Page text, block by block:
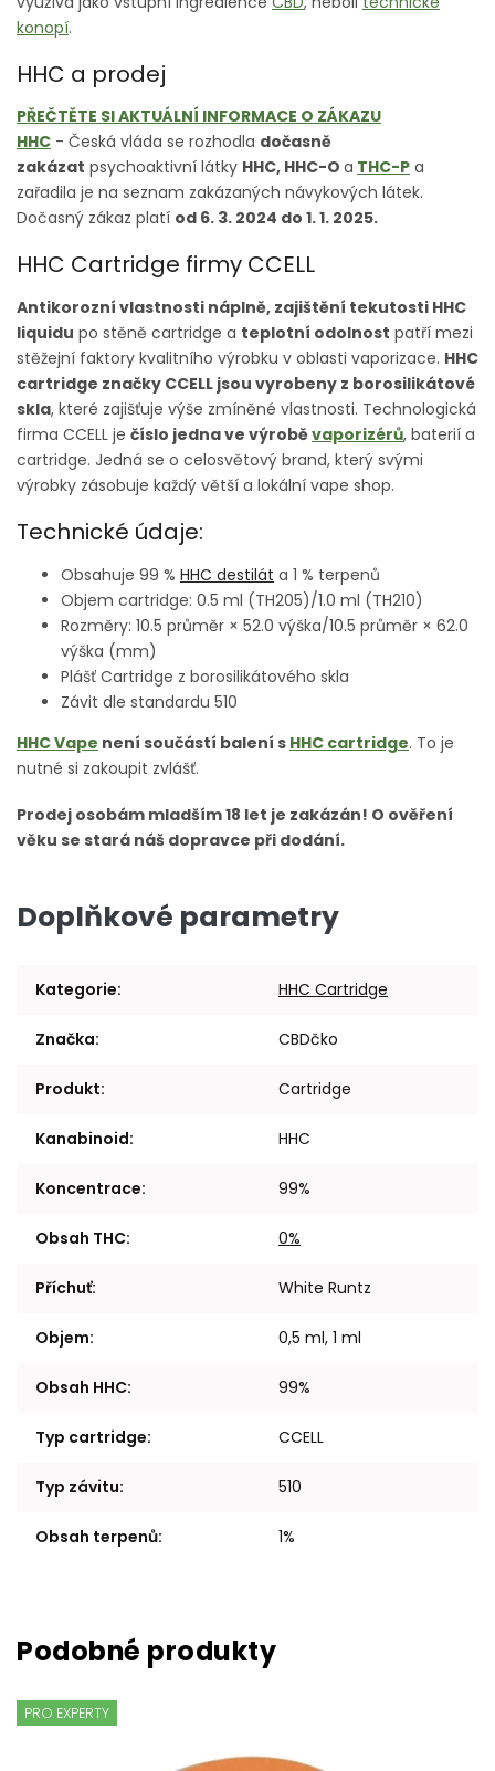
konopí.
HHC a prodej
PŘEČTĚTE SI AKTUÁLNÍ INFORMACE O ZÁKAZU
HHC - Česká vláda se rozhodla dočasně
zakázat psychoaktivní látky HHC, HHC-O a THC-P a
zařadila je na seznam zakázaných návykových látek.
Dočasný zákaz platí od 6. 3. 2024 do 1. 1. 2025.
HHC Cartridge firmy CCELL
Antikorozní vlastnosti náplně, zajištění tekutosti HHC
liquidu po stěně cartridge a teplotní odolnost patří mezi
stěžejní faktory kvalitního výrobku v oblasti vaporizace. HHC
cartridge značky CCELL jsou vyrobeny z borosilikátové
skla, které zajišťuje výše zmíněné vlastnosti. Technologická
firma CCELL je číslo jedna ve výroběvaporizérů, baterií a
cartridge. Jedná se o celosvětový brand, který svými
výrobky zásobuje každý větší a lokální vape shop.
Technické údaje:
Obsahuje 99 % HHC destilát a 1 % terpenů
Objem cartridge: 0.5 ml (TH205)/1.0 ml (TH210)
Rozměry: 10.5 průměr × 52.0 výška/10.5 průměr × 62.0
výška (mm)
Plášť Cartridge z borosilikátového skla
Závit dle standardu 510
HHC Vape není součástí balení s HHC cartridge. To je
nutné si zakoupit zvlášť.
Prodej osobám mladším 18 let je zakázán! O ověření
věku se stará náš dopravce při dodání.
Doplňkové parametry
Kategorie: HHC Cartridge
Značka: CBDčko
Produkt: Cartridge
Kanabinoid: HHC
Koncentrace: 99%
Obsah THC: 0%
Příchuť: White Runtz
Objem: 0,5 ml, 1 ml
Obsah HHC: 99%
Typ cartridge: CCELL
Typ závitu: 510
Obsah terpenů: 1%
PRO EXPERTY